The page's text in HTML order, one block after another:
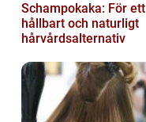
Schampokaka: För ett
hållbart och naturligt
hårvårdsalternativ